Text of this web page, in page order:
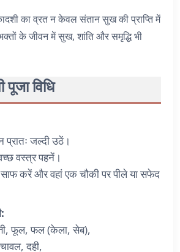
का व्रत न केवल संतान सुख की प्राप्ति में
के जीवन में सुख, शांति और समृद्धि भी
पूजा विधि
प्रातः जल्दी उठें।
वस्त्र पहनें।
करें और वहां एक चौकी पर पीले या सफेद
फूल, फल (केला, सेब),
दही,